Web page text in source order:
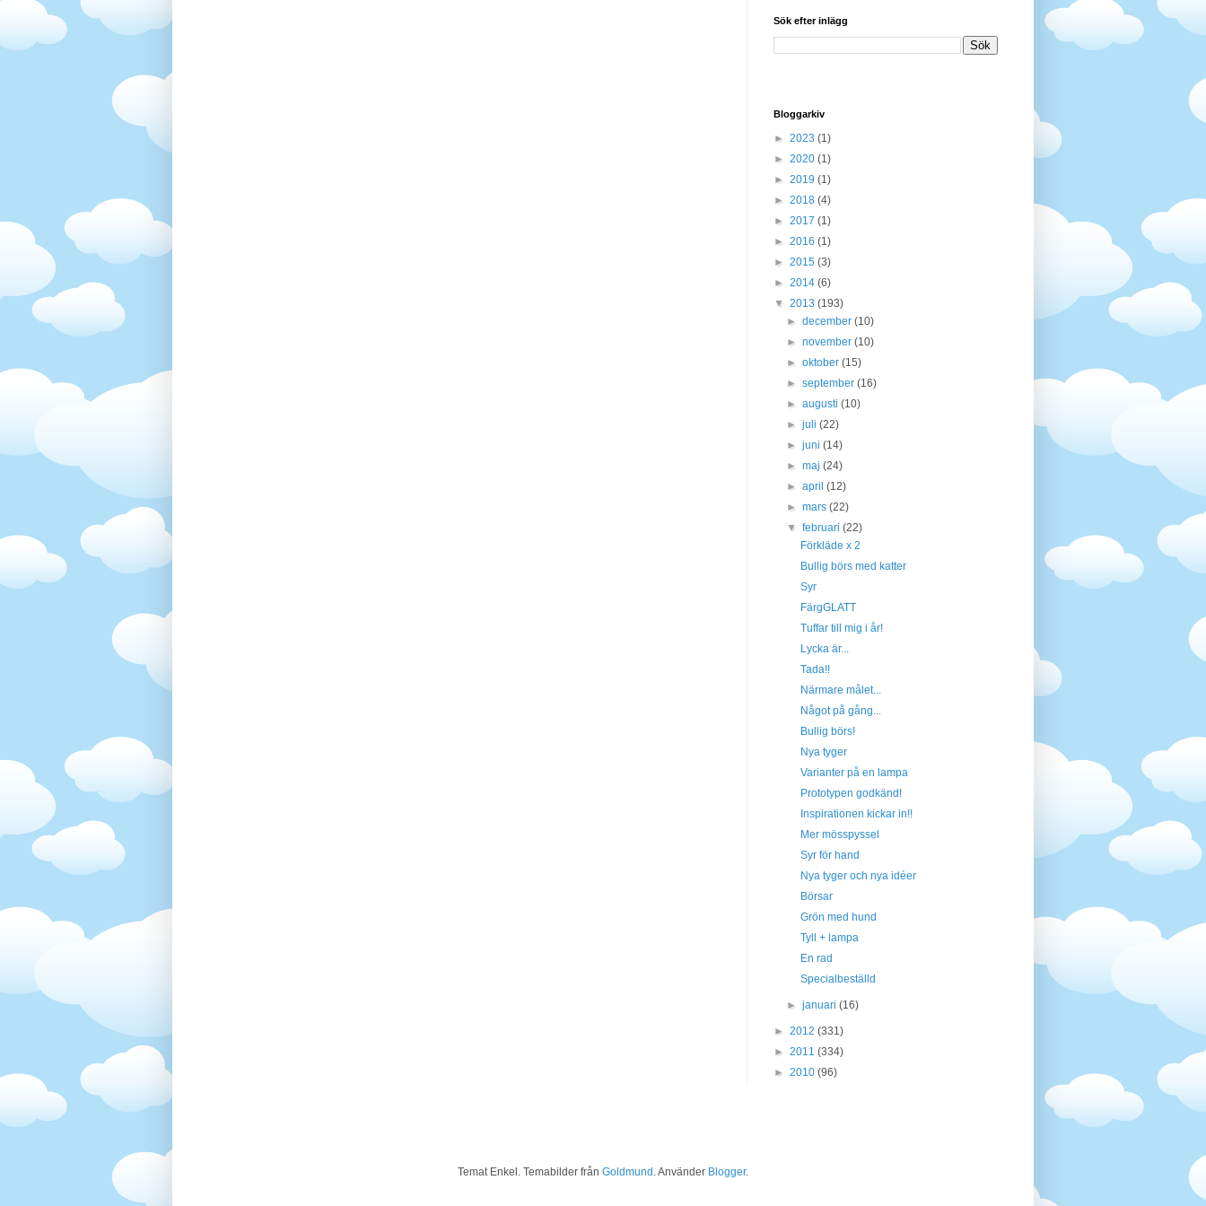
Sök efter inlägg
Bloggarkiv
► 2023 (1)
► 2020 (1)
► 2019 (1)
► 2018 (4)
► 2017 (1)
► 2016 (1)
► 2015 (3)
► 2014 (6)
▼ 2013 (193)
►december(10)
►november(10)
►oktober(15)
►september(16)
►augusti(10)
►juli(22)
►juni(14)
►maj(24)
►april(12)
►mars(22)
▼februari(22)
Förkläde x 2
Bullig börs med katter
Syr
FärgGLATT
Tuffar till mig i år!
Lycka är...
Tada!!
Närmare målet...
Något på gång...
Bullig börs!
Nya tyger
Varianter på en lampa
Prototypen godkänd!
Inspirationen kickar in!!
Mer mösspyssel
Syr för hand
Nya tyger och nya idéer
Börsar
Grön med hund
Tyll + lampa
En rad
Specialbeställd
►januari(16)
► 2012 (331)
► 2011 (334)
► 2010 (96)
Temat Enkel. Temabilder från Goldmund . Använder Blogger.